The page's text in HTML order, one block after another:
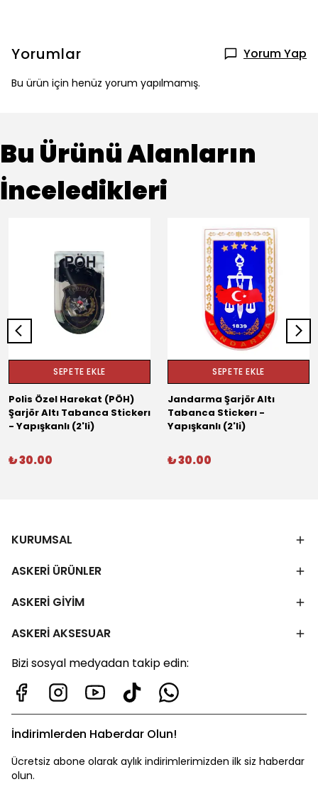
Yorumlar Yorum Yap
Bu ürün için henüz yorum yapılmamış.
Bu Ürünü Alanların
İnceledikleri
SEPETE EKLE
Polis Özel Harekat (PÖH)
Şarjör Altı Tabanca Stickerı
- Yapışkanlı (2'li)
₺ 30.00
SEPETE EKLE
Jandarma Şarjör Altı
Tabanca Stickerı -
Yapışkanlı (2'li)
₺ 30.00
KURUMSAL
ASKERİ ÜRÜNLER
ASKERİ GİYİM
ASKERİ AKSESUAR
Bizi sosyal medyadan takip edin:
İndirimlerden Haberdar Olun!
Ücretsiz abone olarak aylık indirimlerimizden ilk siz haberdar
olun.